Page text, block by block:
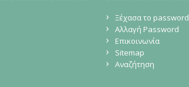
Ξέχασα το password
Αλλαγή Password
Επικοινωνία
Sitemap
Αναζήτηση